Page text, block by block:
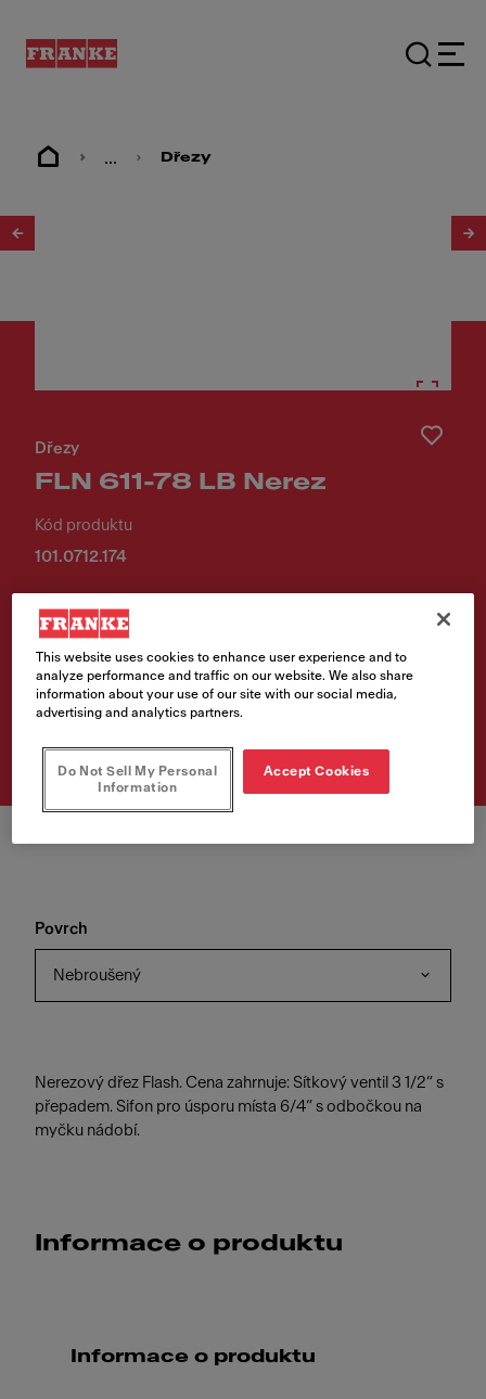
... Dřezy
Dřezy
FLN 611-78 LB Nerez
Kód produktu
101.0712.174
4 235,00 Kč
Cena vč. DPH
Vyhledávač prodejních
Povrch
Nebroušený
Nerezový dřez Flash. Cena zahrnuje: Sítkový ventil 3 1/2“ s
přepadem. Sifon pro úsporu místa 6/4“ s odbočkou na
myčku nádobí.
Informace o produktu
Informace o produktu
This website uses cookies to enhance user experience and to
analyze performance and traffic on our website. We also share
information about your use of our site with our social media,
advertising and analytics partners.
Do Not Sell My Personal
Information
Accept Cookies